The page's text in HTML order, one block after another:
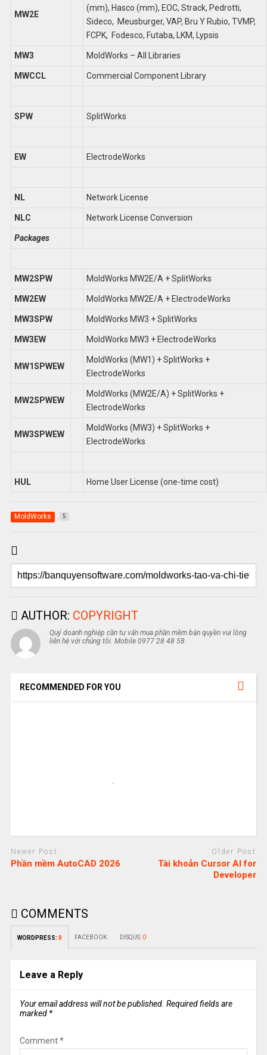
MW2E
(mm), Hasco (mm), EOC, Strack, Pedrotti,
Sideco, Meusburger, VAP, Bru Y Rubio, TVMP,
FCPK, Fodesco, Futaba, LKM, Lypsis
MW3 MoldWorks – All Libraries
MWCCL Commercial Component Library
SPW SplitWorks
EW ElectrodeWorks
NL Network License
NLC Network License Conversion
Packages
MW2SPW MoldWorks MW2E/A + SplitWorks
MW2EW MoldWorks MW2E/A + ElectrodeWorks
MW3SPW MoldWorks MW3 + SplitWorks
MW3EW MoldWorks MW3 + ElectrodeWorks
MW1SPWEW
MoldWorks (MW1) + SplitWorks +
ElectrodeWorks
MW2SPWEW
MoldWorks (MW2E/A) + SplitWorks +
ElectrodeWorks
MW3SPWEW
MoldWorks (MW3) + SplitWorks +
ElectrodeWorks
HUL Home User License (one-time cost)
MoldWorks 5
AUTHOR: COPYRIGHT
Quý doanh nghiệp cần tư vấn mua phần mềm bản quyền vui lòng
liên hệ với chúng tôi. Mobile 0977 28 48 58
RECOMMENDED FOR YOU
Newer Post
Phần mềm AutoCAD 2026
Older Post
Tài khoản Cursor AI for
Developer
COMMENTS
WORDPRESS: 0 FACEBOOK: DISQUS: 0
Leave a Reply
Your email address will not be published. Required fields are
marked *
Comment*